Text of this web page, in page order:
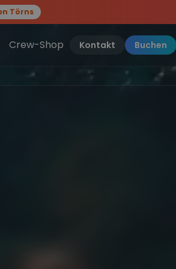
Törns
sei dabei.
Crew-Shop Kontakt Buchen